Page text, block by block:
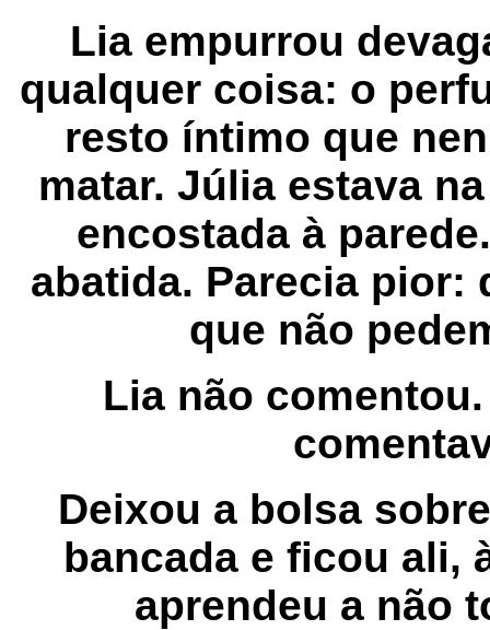
Lia empurrou
qualquer coisa: o
resto íntimo que
matar. Júlia estava
encostada à
abatida. Parecia pior:
que não
Lia não
Deixou a bolsa
bancada e ficou ali,
aprendeu a não